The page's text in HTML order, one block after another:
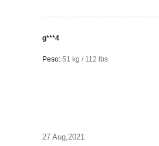
g***4
Peso: 51 kg / 112 lbs
27 Aug,2021